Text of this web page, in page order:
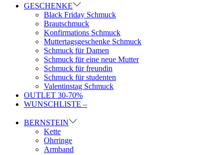
GESCHENKE
Black Friday Schmuck
Brautschmuck
Konfirmations Schmuck
Muttertagsgeschenke Schmuck
Schmuck für Damen
Schmuck für eine neue Mutter
Schmuck für freundin
Schmuck für studenten
Valentinstag Schmuck
OUTLET 30-70%
WUNSCHLISTE –
BERNSTEIN
Kette
Ohrringe
Armband